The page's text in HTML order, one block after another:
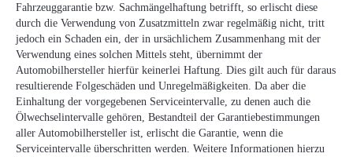
Fahrzeuggarantie bzw. Sachmängelhaftung betrifft, so erlischt diese
durch die Verwendung von Zusatzmitteln zwar regelmäßig nicht, tritt
jedoch ein Schaden ein, der in ursächlichem Zusammenhang mit der
Verwendung eines solchen Mittels steht, übernimmt der
Automobilhersteller hierfür keinerlei Haftung. Dies gilt auch für daraus
resultierende Folgeschäden und Unregelmäßigkeiten. Da aber die
Einhaltung der vorgegebenen Serviceintervalle, zu denen auch die
Ölwechselintervalle gehören, Bestandteil der Garantiebestimmungen
aller Automobilhersteller ist, erlischt die Garantie, wenn die
Serviceintervalle überschritten werden. Weitere Informationen hierzu